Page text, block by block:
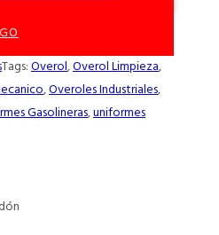
Tags:Overol,Overol Limpieza,
,Overoles Industriales,
Gasolineras,uniformes